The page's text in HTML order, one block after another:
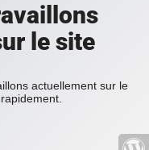
le site
actuellement sur le